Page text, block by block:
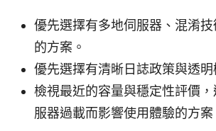
優先選擇有多地伺服器、混淆
的方案。
優先選擇有清晰日誌政策與透明
檢視最近的容量與穩定性評價，
服器過載而影響使用體驗的方案